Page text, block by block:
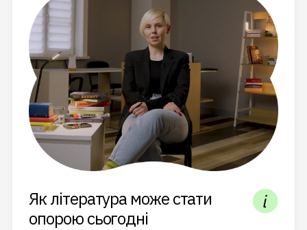
Як література може стати
опорою сьогодні